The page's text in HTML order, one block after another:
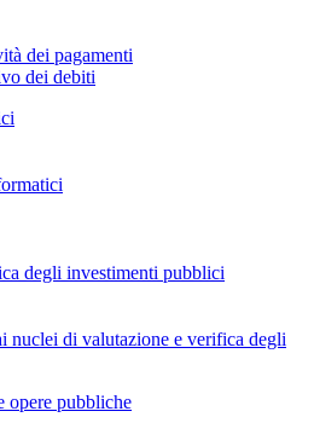
dei pagamenti
dei debiti
degli investimenti pubblici
nuclei di valutazione e verifica degli
opere pubbliche